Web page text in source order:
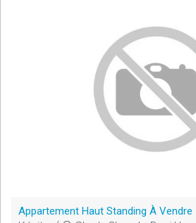
Appartement Haut Standing À Vendre